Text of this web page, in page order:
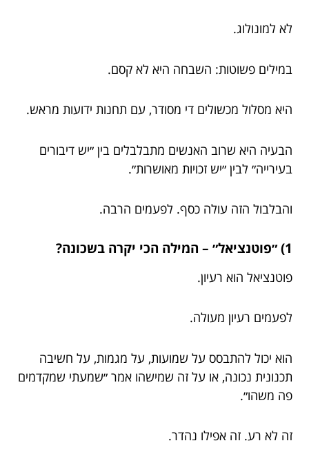
לא למונולוג.
במילים פשוטות: השבחה היא לא קסם.
היא מסלול מכשולים די מסודר, עם תחנות ידועות מראש.
הבעיה היא שרוב האנשים מתבלבלים בין ״יש דיבורים
בעירייה״ לבין ״יש זכויות מאושרות״.
והבלבול הזה עולה כסף. לפעמים הרבה.
1) ״פוטנציאל״ – המילה הכי יקרה בשכונה?
פוטנציאל הוא רעיון.
לפעמים רעיון מעולה.
הוא יכול להתבסס על שמועות, על מגמות, על חשיבה
תכנונית נכונה, או על זה שמישהו אמר ״שמעתי שמקדמים
פה משהו״.
זה לא רע. זה אפילו נהדר.